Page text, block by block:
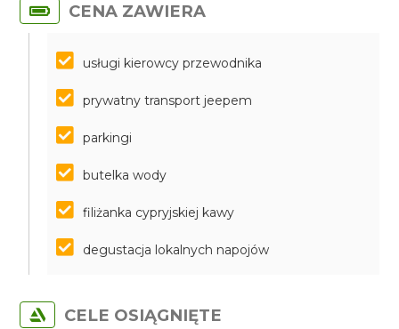
CENA ZAWIERA
usługi kierowcy przewodnika
prywatny transport jeepem
parkingi
butelka wody
filiżanka cypryjskiej kawy
degustacja lokalnych napojów
CELE OSIĄGNIĘTE